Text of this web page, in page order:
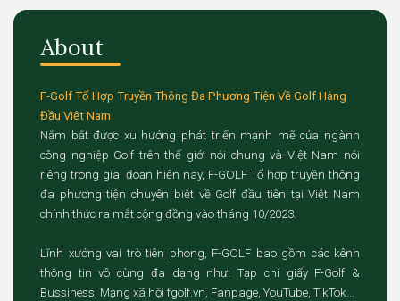
About
F-Golf Tổ Hợp Truyền Thông Đa Phương Tiện Về Golf Hàng
Đầu Việt Nam
Nắm bắt được xu hướng phát triển mạnh mẽ của ngành
công nghiệp Golf trên thế giới nói chung và Việt Nam nói
riêng trong giai đoạn hiện nay, F-GOLF Tổ hợp truyền thông
đa phương tiện chuyên biệt về Golf đầu tiên tại Việt Nam
chính thức ra mắt cộng đồng vào tháng 10/2023.
Lĩnh xướng vai trò tiên phong, F-GOLF bao gồm các kênh
thông tin vô cùng đa dạng như: Tạp chí giấy F-Golf &
Bussiness, Mạng xã hội fgolf.vn, Fanpage, YouTube, TikTok...